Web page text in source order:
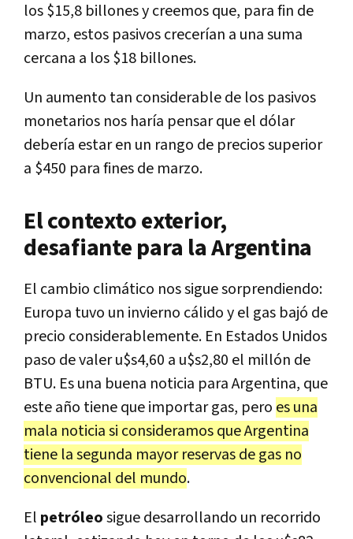
los $15,8 billones y creemos que, para fin de
marzo, estos pasivos crecerían a una suma
cercana a los $18 billones.
Un aumento tan considerable de los pasivos
monetarios nos haría pensar que el dólar
debería estar en un rango de precios superior
a $450 para fines de marzo.
El contexto exterior,
desafiante para la Argentina
El cambio climático nos sigue sorprendiendo:
Europa tuvo un invierno cálido y el gas bajó de
precio considerablemente. En Estados Unidos
paso de valer u$s4,60 a u$s2,80 el millón de
BTU. Es una buena noticia para Argentina, que
este año tiene que importar gas, pero es una
mala noticia si consideramos que Argentina
tiene la segunda mayor reservas de gas no
convencional del mundo.
El petróleosigue desarrollando un recorrido